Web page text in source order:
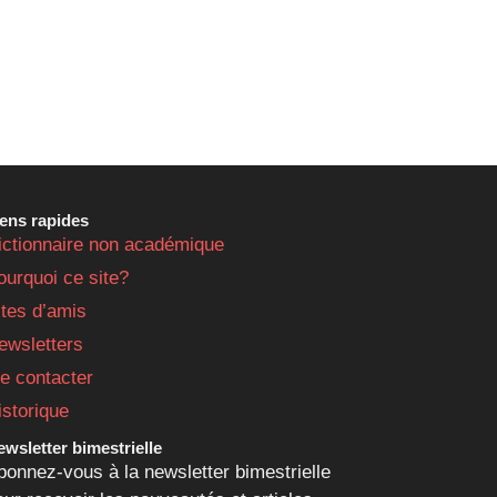
rapides
non académique
ce site?
d’amis
contacter
bimestrielle
vous à la newsletter bimestrielle